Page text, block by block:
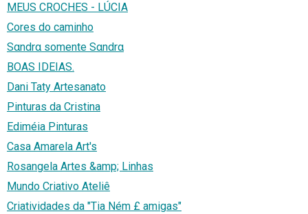
MEUS CROCHES - LÚCIA
Cores do caminho
Sαndrα somente Sαndrα
BOAS IDEIAS.
Dani Taty Artesanato
Pinturas da Cristina
Ediméia Pinturas
Casa Amarela Art's
Rosangela Artes &amp; Linhas
Mundo Criativo Ateliê
Criatividades da "Tia Ném £ amigas"